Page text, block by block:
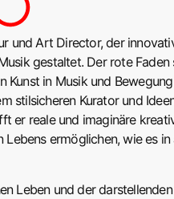
und Art Director, der
gestaltet. Der rote Faden
in Musik und
stilsicheren Kurator und
er reale und imaginäre
ermöglichen, wie es
Leben und der